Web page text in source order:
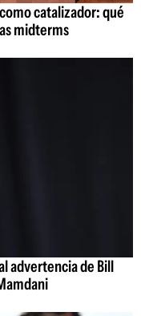
catalizador: qué
midterms
advertencia de Bill